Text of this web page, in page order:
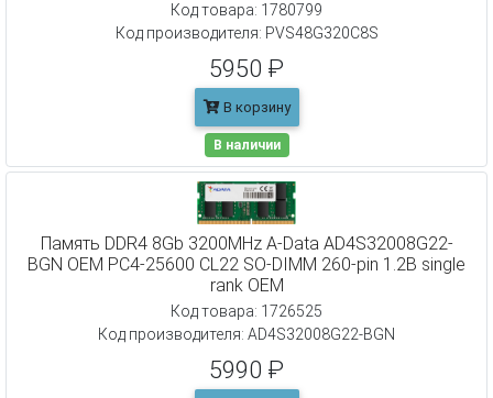
Код товара: 1780799
Код производителя: PVS48G320C8S
5950 ₽
В корзину
В наличии
Память DDR4 8Gb 3200MHz A-Data AD4S32008G22-
BGN OEM PC4-25600 CL22 SO-DIMM 260-pin 1.2В single
rank OEM
Код товара: 1726525
Код производителя: AD4S32008G22-BGN
5990 ₽